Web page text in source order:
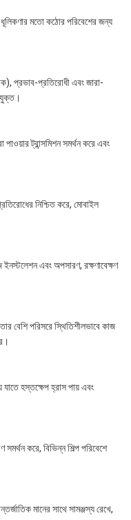
মতো কঠোর পরিবেশের জন্য
প্রভাব-প্রতিরোধী এবং জারা-
ট্রান্সমিশন সমর্থন করে এবং
নিশ্চিত করে, মোবাইল
এবং অপসারণ, রক্ষণাবেক্ষণ
বেশি পরিসরে স্থিতিশীলভাবে কাজ
যাতে হস্তক্ষেপ হ্রাস পায় এবং
করে, বিভিন্ন শিল্প পরিবেশে
মানের সাথে সামঞ্জস্য রেখে,